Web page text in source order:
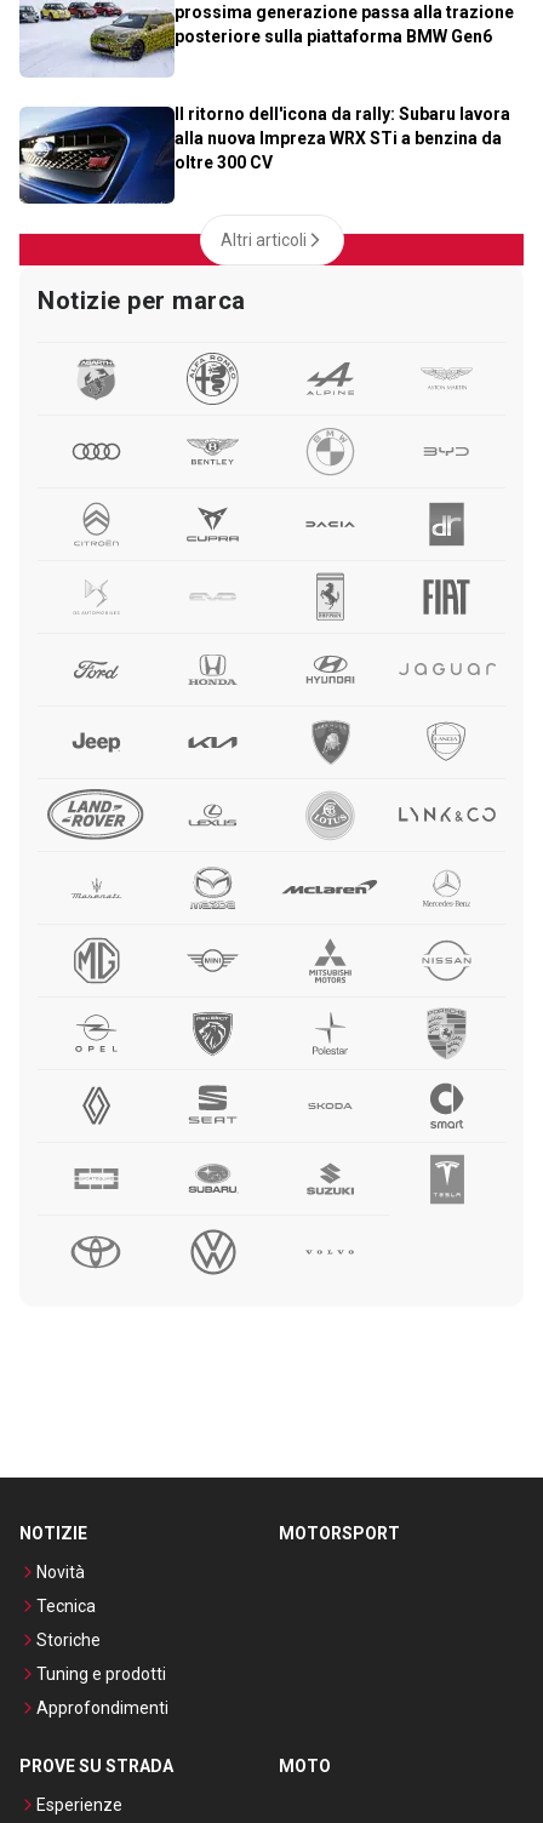
prossima generazione passa alla trazione
posteriore sulla piattaforma BMW Gen6
Il ritorno dell'icona da rally: Subaru lavora
alla nuova Impreza WRX STi a benzina da
oltre 300 CV
Altri articoli
Notizie per marca
NOTIZIE
Novità
Tecnica
Storiche
Tuning e prodotti
Approfondimenti
MOTORSPORT
PROVE SU STRADA
Esperienze
MOTO